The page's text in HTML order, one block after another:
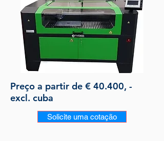
Preço a partir de € 40.400, -
excl. cuba
Solicite uma cotação